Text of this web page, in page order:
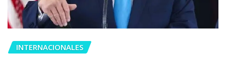
INTERNACIONALES